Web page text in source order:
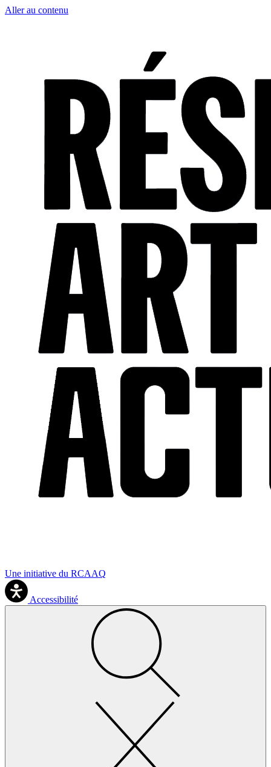
Aller au contenu
Une initiative du RCAAQ
Accessibilité